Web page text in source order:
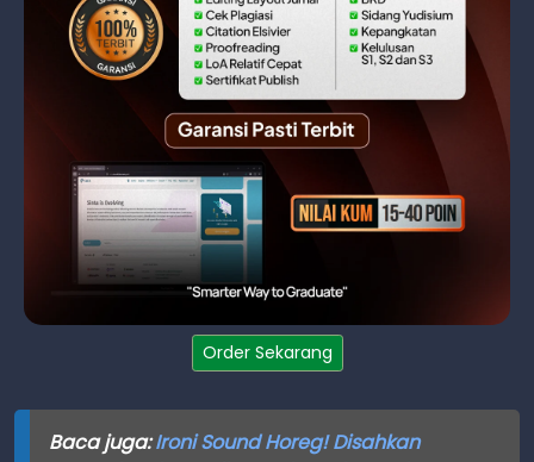
Order Sekarang
Baca juga:Ironi Sound Horeg! Disahkan